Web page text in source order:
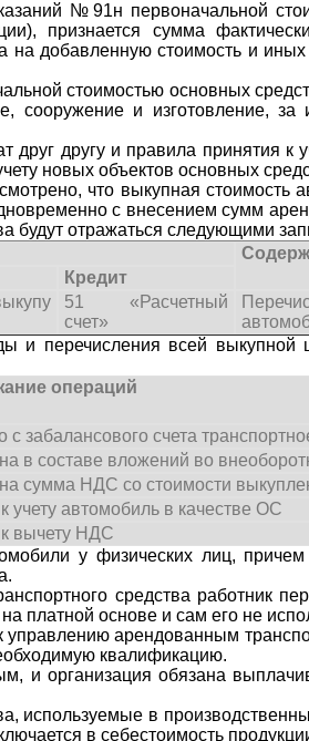
№91н первоначальной
признается сумма
на добавленную стоимость и
стоимостью основных
сооружение и изготовление,
друг другу и правила принятия к
новых объектов основных
что выкупная стоимость
с внесением сумм
будут отражаться следующими
Кредит
51 «Расчетный
счет»
и перечисления всей выкупной
операций
с забалансового счета
в составе вложений во
сумма НДС со стоимости
учету автомобиль в качестве ОС
вычету НДС
у физических лиц,
средства работник
платной основе и сам его не
управлению арендованным
квалификацию.
и организация обязана
используемые в
в себестоимость